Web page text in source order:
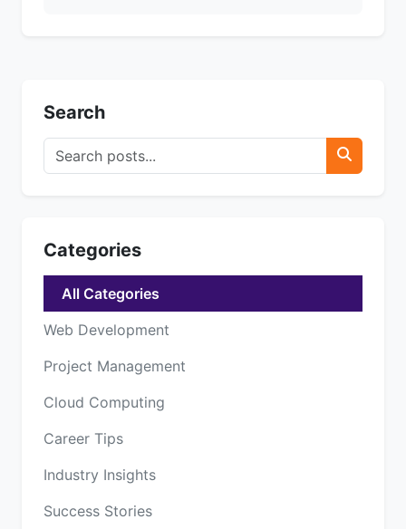
Search
Categories
All Categories
Web Development
Project Management
Cloud Computing
Career Tips
Industry Insights
Success Stories